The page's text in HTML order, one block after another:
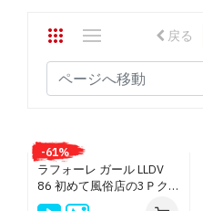
レッドホットジャム (DVD)
レッドホットフェティッシ
レッドホット コレクション
ルチャリブレ (DVD) $13.50
神風 ガールズ/プレミアム
神風 プレミアム (DVD)
エンパイア (DVD) $9.50
戻る
-61%
ラフォーレ ガール LLDV
86 初めて風俗店の3Ｐクラ
ス : HITOMI, 神谷ゆうみ